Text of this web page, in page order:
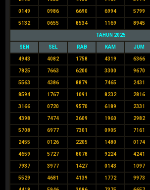
0149 0986 6690 6994 5799
5132 0655 8534 1169 8945
TAHUN 2025
SEN SEL RAB KAM JUM
4943 4082 1758 4319 6366
7825 7663 6200 3300 9670
5563 4386 8879 7465 2431
8594 1767 1091 8232 2816
3166 0720 9570 6189 2331
4398 7474 3609 1960 2982
5708 6977 7301 0905 7161
2455 0126 2205 1480 0174
4659 5727 8078 9224 4241
7937 3977 1427 0143 1097
5529 4681 4139 1772 9973